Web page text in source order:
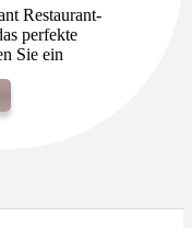
Restaurant-
perfekte
Sie ein